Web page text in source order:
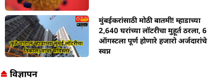
मुंबईकरांसाठी मोठी बातमी! म्हाडाच्या
2,640 घरांच्या लॉटरीचा मुहूर्त ठरला, 6
ऑगस्टला पूर्ण होणारे हजारो अर्जदारांचे
स्वप्न
विज्ञापन